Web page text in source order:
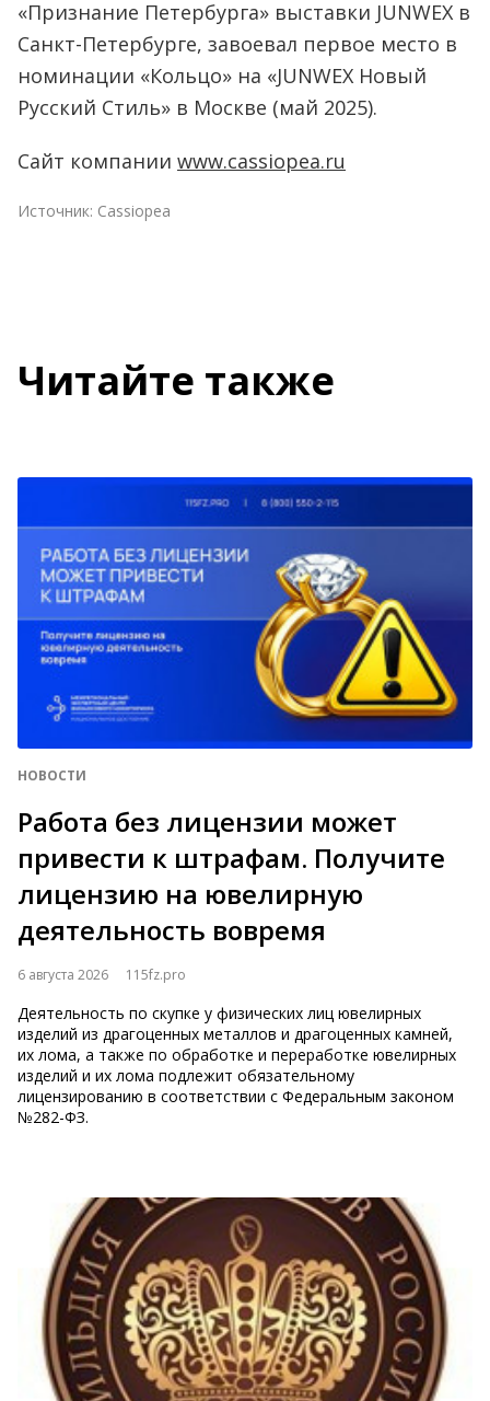
«Признание Петербурга» выставки JUNWEX в
Санкт-Петербурге, завоевал первое место в
номинации «Кольцо» на «JUNWEX Новый
Русский Стиль» в Москве (май 2025).
Сайт компании www.cassiopea.ru
Источник: Cassiopea
Читайте также
НОВОСТИ
Работа без лицензии может
привести к штрафам. Получите
лицензию на ювелирную
деятельность вовремя
6 августа 2026 115fz.pro
Деятельность по скупке у физических лиц ювелирных
изделий из драгоценных металлов и драгоценных камней,
их лома, а также по обработке и переработке ювелирных
изделий и их лома подлежит обязательному
лицензированию в соответствии с Федеральным зак​​​​​​​оном
№282-ФЗ.